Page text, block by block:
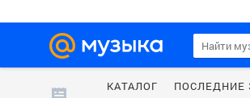
КАТАЛОГ
ПОСЛЕДНИЕ